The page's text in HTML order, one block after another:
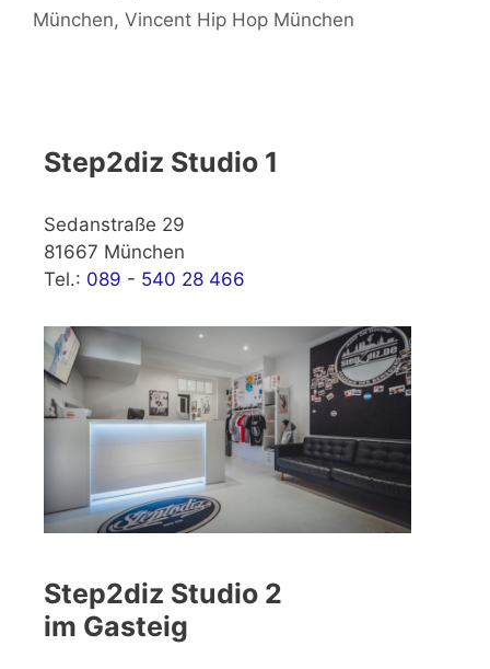
München, Vincent Hip Hop München
Step2diz Studio 1
Sedanstraße 29
81667 München
Tel.: 089 - 540 28 466
Step2diz Studio 2
im Gasteig